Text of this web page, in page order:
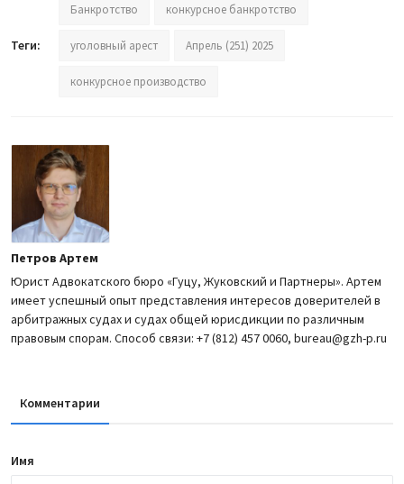
Теги:
Банкротство конкурсное банкротство
уголовный арест Апрель (251) 2025
конкурсное производство
Петров Артем
Юрист Адвокатского бюро «Гуцу, Жуковский и Партнеры». Артем
имеет успешный опыт представления интересов доверителей в
арбитражных судах и судах общей юрисдикции по различным
правовым спорам. Способ связи: +7 (812) 457 0060, bureau@gzh-p.ru
Комментарии
Имя